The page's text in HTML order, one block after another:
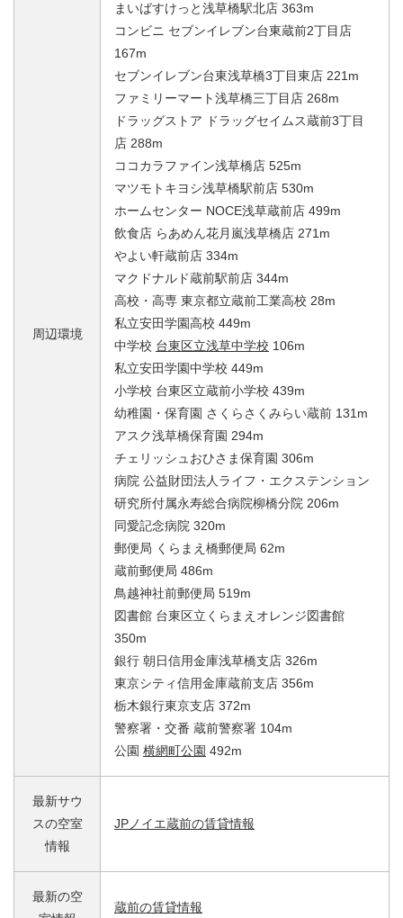
周辺環境
まいばすけっと浅草橋駅北店 363m
コンビニ セブンイレブン台東蔵前2丁目店
167m
セブンイレブン台東浅草橋3丁目東店 221m
ファミリーマート浅草橋三丁目店 268m
ドラッグストア ドラッグセイムス蔵前3丁目
店 288m
ココカラファイン浅草橋店 525m
マツモトキヨシ浅草橋駅前店 530m
ホームセンター NOCE浅草蔵前店 499m
飲食店 らあめん花月嵐浅草橋店 271m
やよい軒蔵前店 334m
マクドナルド蔵前駅前店 344m
高校・高専 東京都立蔵前工業高校 28m
私立安田学園高校 449m
中学校 台東区立浅草中学校 106m
私立安田学園中学校 449m
小学校 台東区立蔵前小学校 439m
幼稚園・保育園 さくらさくみらい蔵前 131m
アスク浅草橋保育園 294m
チェリッシュおひさま保育園 306m
病院 公益財団法人ライフ・エクステンション
研究所付属永寿総合病院柳橋分院 206m
同愛記念病院 320m
郵便局 くらまえ橋郵便局 62m
蔵前郵便局 486m
鳥越神社前郵便局 519m
図書館 台東区立くらまえオレンジ図書館
350m
銀行 朝日信用金庫浅草橋支店 326m
東京シティ信用金庫蔵前支店 356m
栃木銀行東京支店 372m
警察署・交番 蔵前警察署 104m
公園 横網町公園 492m
最新サウ
スの空室
情報
JPノイエ蔵前の賃貸情報
最新の空
蔵前の賃貸情報